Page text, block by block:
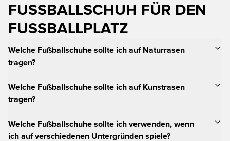
FUSSBALLSCHUH FÜR DEN F
USSBALLPLATZ
Welche Fußballschuhe sollte ich auf Naturrasen
tragen?
Welche Fußballschuhe sollte ich auf Kunstrasen
tragen?
Welche Fußballschuhe sollte ich verwenden, wenn
ich auf verschiedenen Untergründen spiele?